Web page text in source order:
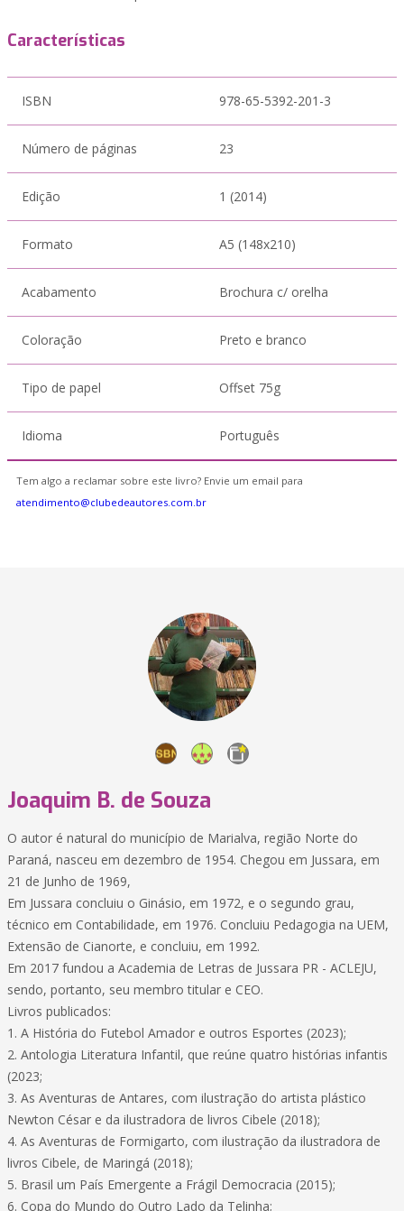
Características
ISBN 978-65-5392-201-3
Número de páginas 23
Edição 1 (2014)
Formato A5 (148x210)
Acabamento Brochura c/ orelha
Coloração Preto e branco
Tipo de papel Offset 75g
Idioma Português
Tem algo a reclamar sobre este livro? Envie um email para
atendimento@clubedeautores.com.br
Joaquim B. de Souza
O autor é natural do município de Marialva, região Norte do
Paraná, nasceu em dezembro de 1954. Chegou em Jussara, em
21 de Junho de 1969,
Em Jussara concluiu o Ginásio, em 1972, e o segundo grau,
técnico em Contabilidade, em 1976. Concluiu Pedagogia na UEM,
Extensão de Cianorte, e concluiu, em 1992.
Em 2017 fundou a Academia de Letras de Jussara PR - ACLEJU,
sendo, portanto, seu membro titular e CEO.
Livros publicados:
1. A História do Futebol Amador e outros Esportes (2023);
2. Antologia Literatura Infantil, que reúne quatro histórias infantis
(2023;
3. As Aventuras de Antares, com ilustração do artista plástico
Newton César e da ilustradora de livros Cibele (2018);
4. As Aventuras de Formigarto, com ilustração da ilustradora de
livros Cibele, de Maringá (2018);
5. Brasil um País Emergente a Frágil Democracia (2015);
6. Copa do Mundo do Outro Lado da Telinha;